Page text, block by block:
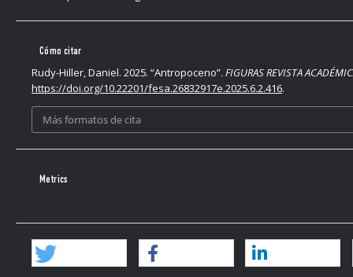
Cómo citar
Rudy-Hiller, Daniel. 2025. “Antropoceno”. FIGURAS REVISTA
https://doi.org/10.22201/fesa.26832917e.2025.6.2.416.
Más formatos de cita
Metrics